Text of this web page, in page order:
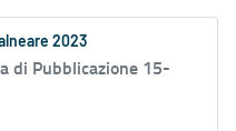
2023
di Pubblicazione 15-